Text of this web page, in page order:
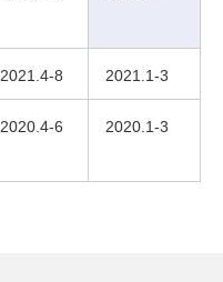
2021.4-8 2021.1-3
2020.4-6 2020.1-3